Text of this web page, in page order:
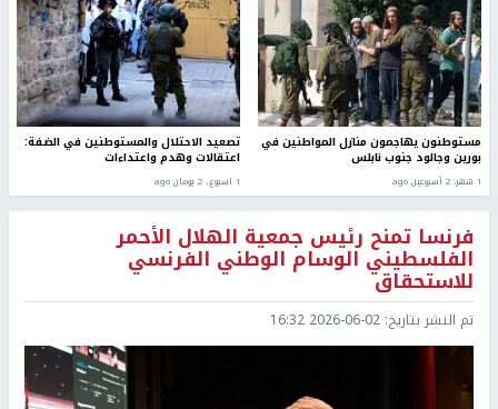
مستوطنون يهاجمون منازل المواطنين في
بورين وجالود جنوب نابلس
1 شهر، 2 أسبوعين ago
تصعيد الاحتلال والمستوطنين في الضفة:
اعتقالات وهدم واعتداءات
1 اسبوع.، 2 يومان ago
فرنسا تمنح رئيس جمعية الهلال الأحمر
الفلسطيني الوسام الوطني الفرنسي
للاستحقاق
تم النشر بتاريخ: 2026-06-02 16:32